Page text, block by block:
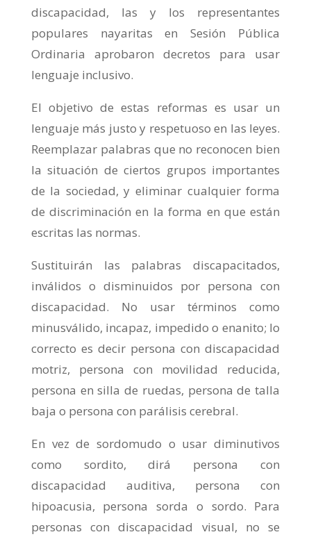
discapacidad, las y los representantes
populares nayaritas en Sesión Pública
Ordinaria aprobaron decretos para usar
lenguaje inclusivo.
El objetivo de estas reformas es usar un
lenguaje más justo y respetuoso en las leyes.
Reemplazar palabras que no reconocen bien
la situación de ciertos grupos importantes
de la sociedad, y eliminar cualquier forma
de discriminación en la forma en que están
escritas las normas.
Sustituirán las palabras discapacitados,
inválidos o disminuidos por persona con
discapacidad. No usar términos como
minusválido, incapaz, impedido o enanito; lo
correcto es decir persona con discapacidad
motriz, persona con movilidad reducida,
persona en silla de ruedas, persona de talla
baja o persona con parálisis cerebral.
En vez de sordomudo o usar diminutivos
como sordito, dirá persona con
discapacidad auditiva, persona con
hipoacusia, persona sorda o sordo. Para
personas con discapacidad visual, no se